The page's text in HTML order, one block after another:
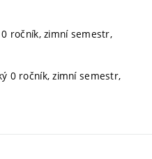
ročník, zimní semestr,
0 ročník, zimní semestr,